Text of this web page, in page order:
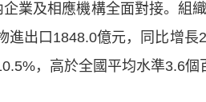
企業及相應機構全面對接。組
進出口1848.0億元，同比增
，高於全國平均水準3.6個